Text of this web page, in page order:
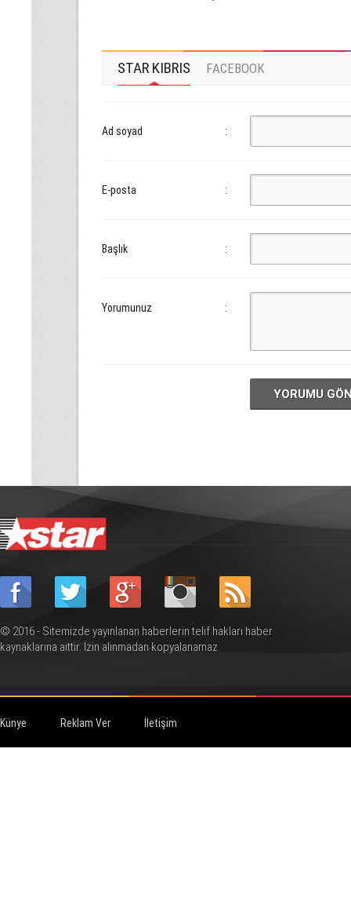
STAR KIBRIS FACEBOOK
Ad soyad :
E-posta :
Başlık :
Yorumunuz :
YORUMU
© 2016 - Sitemizde yayınlanan haberlerin telif hakları haber
kaynaklarına aittir. İzin alınmadan kopyalanamaz.
Künye Reklam Ver İletişim